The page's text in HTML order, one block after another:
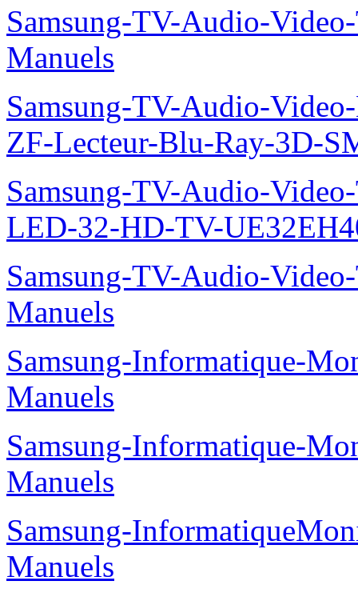
Samsung-TV-Audio-
Manuels
Samsung-TV-Audio-
ZF-Lecteur-Blu-Ray-3D-
Samsung-TV-Audio-
LED-32-HD-TV-
Samsung-TV-Audio-
Manuels
Samsung-Informatique-
Manuels
Samsung-Informatique-
Manuels
Samsung-
Manuels